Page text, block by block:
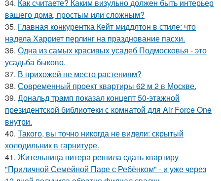
34. Как считаете? Каким визульно должен быть интерьер
вашего дома, простым или сложным?
35. Главная конкурентка Кейт миддлтон в стиле: что
надела Харриет перлинг на празднование пасхи.
36. Одна из самых красивых усадеб Подмосковья - это
усадьба быково.
37. В прихожей не место растениям?
38. Современный проект квартиры 62 м 2 в Москве.
39. Дональд трамп показал концепт 50-этажной
президентской библиотеки с комнатой для Air Force One
внутри.
40. Такого, вы точно никогда не видели: скрытый
холодильник в гарнитуре.
41. Жительница питера решила сдать квартиру
"Приличной Семейной Паре с Ребёнком" - и уже через